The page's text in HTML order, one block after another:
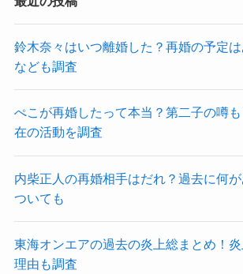
鈴木奈々はいつ離婚した？再婚の予定
なども調査
ぺこが再婚したって本当？第二子の噂
在の活動を調査
内柴正人の再婚相手はだれ？過去に何
ついても
東海オンエアの過去の炎上総まとめ！
理由も調査